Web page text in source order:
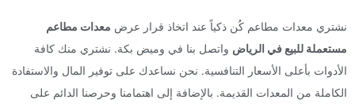
نشتري معدات مطاعم كُن ذكياً عند اتخاذ قرار عرض معدات مطاعم
مستعملة للبيع في الرياض واتصل بنا في وميض بكة. نشتري منك كافة
الأدوات بأعلى الأسعار التنافسية. نحن نساعدك على توفير المال والاستفادة
الكاملة من المعدات القديمة. بالإضافة إلى اهتمامنا وحرصنا الدائم على